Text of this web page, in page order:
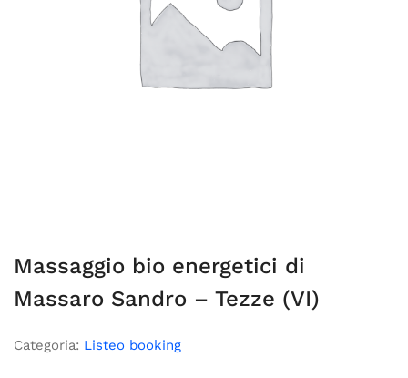
Massaggio bio energetici di
Massaro Sandro – Tezze (VI)
Categoria: Listeo booking